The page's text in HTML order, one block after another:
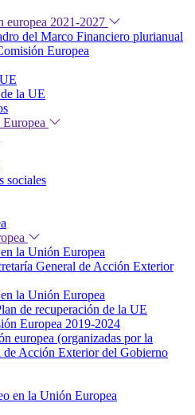
europea 2021-2027
del Marco Financiero plurianual
Europea
la UE
sociales
la Unión Europea
General de Acción Exterior
la Unión Europea
de recuperación de la UE
Europea 2019-2024
europea (organizadas por la
de Acción Exterior del Gobierno
en la Unión Europea